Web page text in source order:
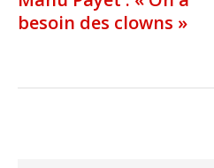
besoin des clowns »